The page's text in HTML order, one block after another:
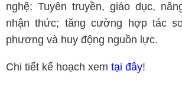
nghệ; Tuyên truyền, giáo dục,
nhận thức; tăng cường hợp tác
phương và huy động nguồn lực.
Chi tiết kế hoạch xem tại đây!